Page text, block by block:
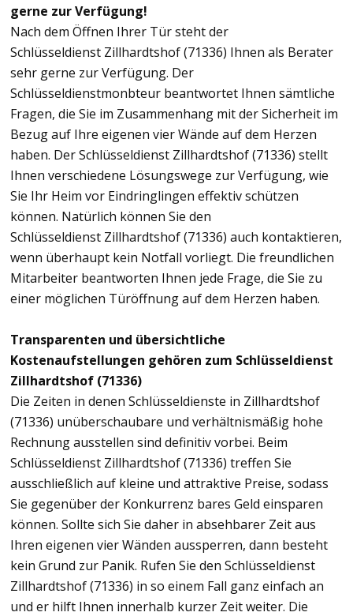
gerne zur Verfügung!
Nach dem Öffnen Ihrer Tür steht der
Schlüsseldienst Zillhardtshof (71336) Ihnen als Berater
sehr gerne zur Verfügung. Der
Schlüsseldienstmonbteur beantwortet Ihnen sämtliche
Fragen, die Sie im Zusammenhang mit der Sicherheit im
Bezug auf Ihre eigenen vier Wände auf dem Herzen
haben. Der Schlüsseldienst Zillhardtshof (71336) stellt
Ihnen verschiedene Lösungswege zur Verfügung, wie
Sie Ihr Heim vor Eindringlingen effektiv schützen
können. Natürlich können Sie den
Schlüsseldienst Zillhardtshof (71336) auch kontaktieren,
wenn überhaupt kein Notfall vorliegt. Die freundlichen
Mitarbeiter beantworten Ihnen jede Frage, die Sie zu
einer möglichen Türöffnung auf dem Herzen haben.
Transparenten und übersichtliche
Kostenaufstellungen gehören zum Schlüsseldienst
Zillhardtshof (71336)
Die Zeiten in denen Schlüsseldienste in Zillhardtshof
(71336) unüberschaubare und verhältnismäßig hohe
Rechnung ausstellen sind definitiv vorbei. Beim
Schlüsseldienst Zillhardtshof (71336) treffen Sie
ausschließlich auf kleine und attraktive Preise, sodass
Sie gegenüber der Konkurrenz bares Geld einsparen
können. Sollte sich Sie daher in absehbarer Zeit aus
Ihren eigenen vier Wänden aussperren, dann besteht
kein Grund zur Panik. Rufen Sie den Schlüsseldienst
Zillhardtshof (71336) in so einem Fall ganz einfach an
und er hilft Ihnen innerhalb kurzer Zeit weiter. Die